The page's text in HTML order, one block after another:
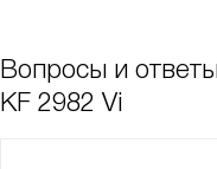
Вопросы и
KF 2982 Vi